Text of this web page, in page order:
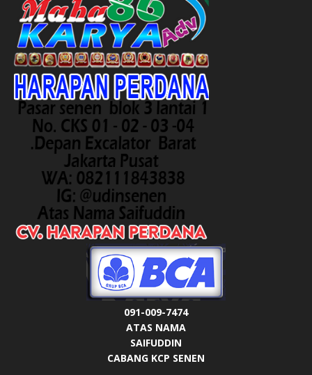
091-009-7474
ATAS NAMA
SAIFUDDIN
CABANG KCP SENEN